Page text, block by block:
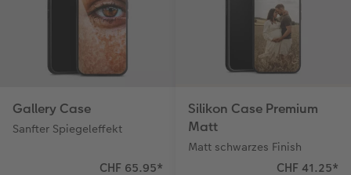
Kundenbeispiele
Kundengeschichten
CEWE FOTOBUCH per PDF
Zubehör
Hartschaum
Mehrteiler
Zubehör
CEWE Geschenkgutschein
Foto-Leckerlidose
Gallery Case
Sanfter Spiegeleffekt
CHF 65.95*
Silikon Case Premium
Matt
Matt schwarzes Finish
CHF 41.25*